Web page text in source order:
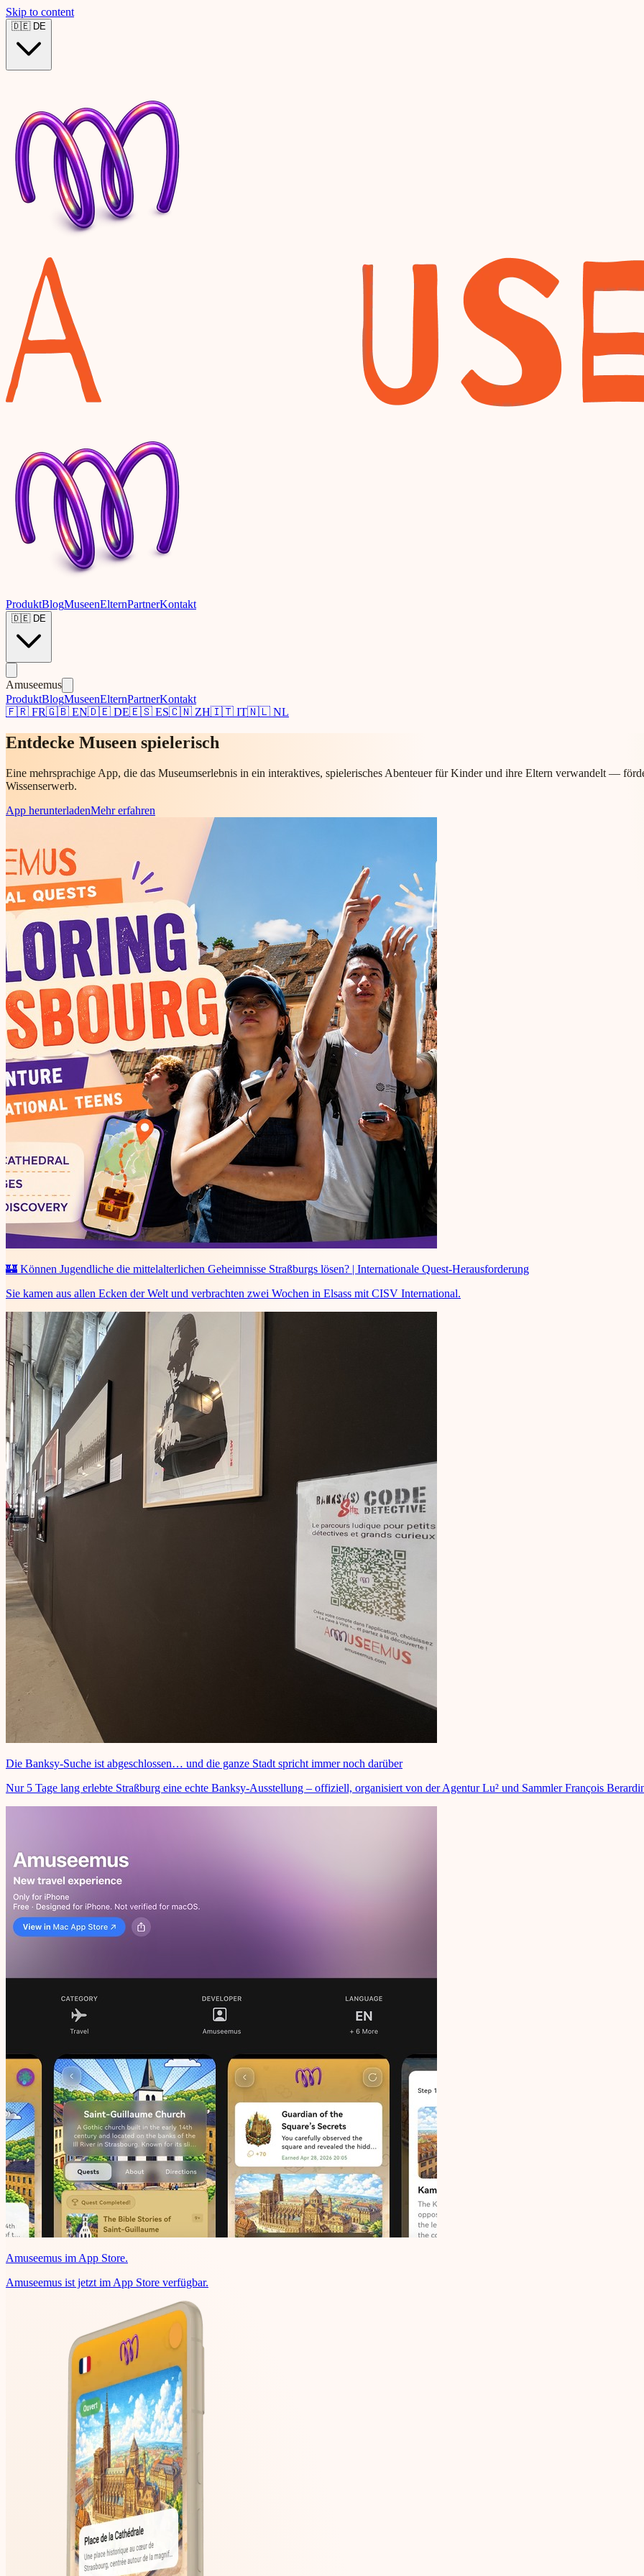
Skip to content
🇩🇪 DE
ProduktBlogMuseenElternPartnerKontakt
🇩🇪 DE
Amuseemus
ProduktBlogMuseenElternPartnerKontakt
🇫🇷 FR🇬🇧 EN🇩🇪 DE🇪🇸 ES🇨🇳 ZH🇮🇹 IT🇳🇱 NL
Entdecke Museen spielerisch
Eine mehrsprachige App, die das Museumserlebnis in ein interaktives, spielerisches Abenteuer für Kinder und ihre Eltern verwandelt —
Wissenserwerb.
App herunterladenMehr erfahren
🏰 Können Jugendliche die mittelalterlichen Geheimnisse Straßburgs lösen? | Internationale Quest-Herausforderung
Sie kamen aus allen Ecken der Welt und verbrachten zwei Wochen in Elsass mit CISV International.
Die Banksy-Suche ist abgeschlossen… und die ganze Stadt spricht immer noch darüber
Nur 5 Tage lang erlebte Straßburg eine echte Banksy-Ausstellung – offiziell, organisiert von der Agentur Lu² und Sammler François
Amuseemus im App Store.
Amuseemus ist jetzt im App Store verfügbar.